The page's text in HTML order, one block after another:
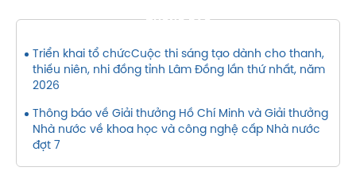
THÔNG BÁO
Triển khai tổ chứcCuộc thi sáng tạo dành cho thanh,
thiếu niên, nhi đồng tỉnh Lâm Đồng lần thứ nhất, năm
2026
Thông báo về Giải thưởng Hồ Chí Minh và Giải thưởng
Nhà nước về khoa học và công nghệ cấp Nhà nước
đợt 7